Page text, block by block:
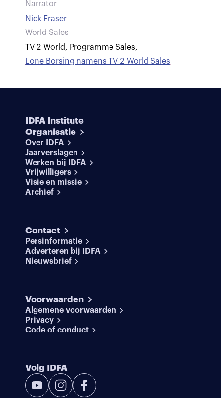
Narrator
Nick Fraser
World Sales
TV 2 World, Programme Sales,
Lone Borsing namens TV 2 World Sales
IDFA Institute
Organisatie
Over IDFA
Jaarverslagen
Werken bij IDFA
Vrijwilligers
Visie en missie
Archief
Contact
Persinformatie
Adverteren bij IDFA
Nieuwsbrief
Voorwaarden
Algemene voorwaarden
Privacy
Code of conduct
Volg IDFA